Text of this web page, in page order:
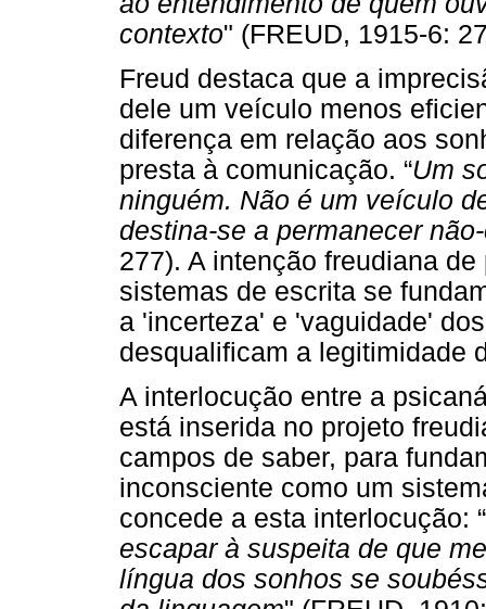
contexto" (FREUD, 1915-6:
Freud destaca que a
dele um veículo menos
diferença em relação aos
presta à comunicação. “Um
ninguém. Não é um veículo
destina-se a permanecer
277). A intenção freudiana
sistemas de escrita se
a 'incerteza' e 'vaguidade'
desqualificam a legitimidade
A interlocução entre a
está inserida no projeto
campos de saber, para
inconsciente como um
concede a esta interlocução: “
escapar à suspeita de que
língua dos sonhos se